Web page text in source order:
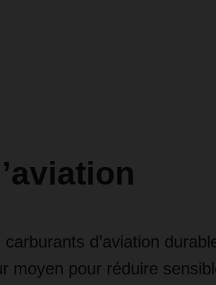
d’aviation
moyen pour réduire